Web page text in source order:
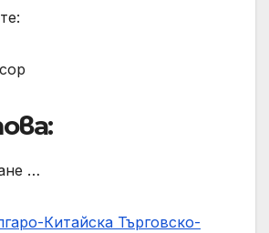
…
Китайска Търговско-